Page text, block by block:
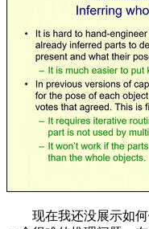
现在我还没展示如何